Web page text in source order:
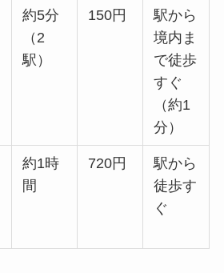
約5分
（2
駅）
150円
駅から
境内ま
で徒歩
すぐ
（約1
分）
約1時
間
720円
駅から
徒歩す
ぐ